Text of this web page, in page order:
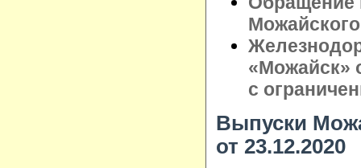
«Можайск»
с
Выпуски
от 23.12.2020